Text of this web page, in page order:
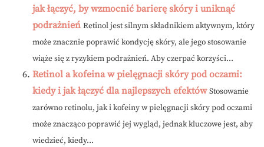
jak łączyć, by wzmocnić barierę skóry i uniknąć
podrażnień Retinol jest silnym składnikiem aktywnym, który
może znacznie poprawić kondycję skóry, ale jego stosowanie
wiąże się z ryzykiem podrażnień. Aby czerpać korzyści...
Retinol a kofeina w pielęgnacji skóry pod oczami:
kiedy i jak łączyć dla najlepszych efektów Stosowanie
zarówno retinolu, jak i kofeiny w pielęgnacji skóry pod oczami
może znacząco poprawić jej wygląd, jednak kluczowe jest, aby
wiedzieć, kiedy...